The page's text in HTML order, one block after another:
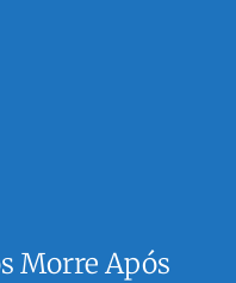
Morre Após